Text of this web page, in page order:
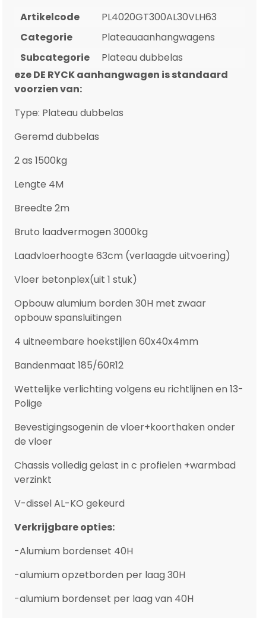
Artikelcode
PL4020GT300AL30VLH63
Categorie
Plateauaanhangwagens
Subcategorie
Plateau dubbelas
eze DE RYCK aanhangwagen is standaard
voorzien van:
Type: Plateau dubbelas
Geremd dubbelas
2 as 1500kg
Lengte 4M
Breedte 2m
Bruto laadvermogen 3000kg
Laadvloerhoogte 63cm (verlaagde uitvoering)
Vloer betonplex(uit 1 stuk)
Opbouw alumium borden 30H met zwaar
opbouw spansluitingen
4 uitneembare hoekstijlen 60x40x4mm
Bandenmaat 185/60R12
Wettelijke verlichting volgens eu richtlijnen en 13-
Polige
Bevestigingsogenin de vloer+koorthaken onder
de vloer
Chassis volledig gelast in c profielen +warmbad
verzinkt
V-dissel AL-KO gekeurd
Verkrijgbare opties:
-Alumium bordenset 40H
-alumium opzetborden per laag 30H
-alumium bordenset per laag van 40H